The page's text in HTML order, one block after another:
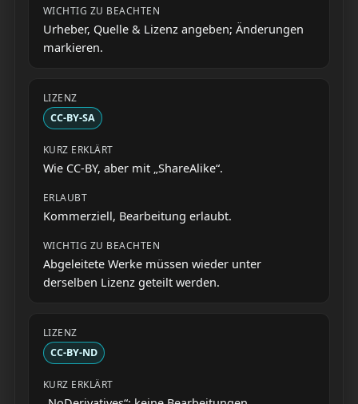
Urheber, Quelle & Lizenz angeben; Änderungen
markieren.
CC-BY-SA
Wie CC-BY, aber mit „ShareAlike“.
Kommerziell, Bearbeitung erlaubt.
Abgeleitete Werke müssen wieder unter
derselben Lizenz geteilt werden.
CC-BY-ND